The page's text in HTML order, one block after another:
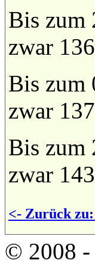
Bis zum
zwar
Bis zum
zwar
Bis zum
zwar
<- Zurück
© 2008 -